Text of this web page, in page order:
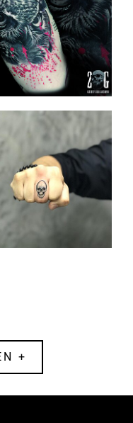
STINGNSTYLE
+